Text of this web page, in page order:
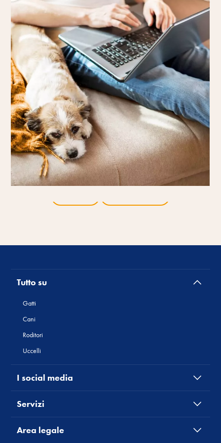
Tutto su
Gatti
Cani
Roditori
Uccelli
I social media
Servizi
Area legale